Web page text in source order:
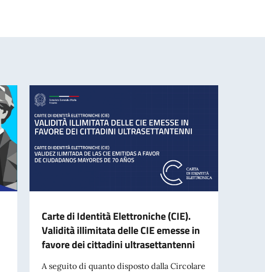
Carte di Identità Elettroniche (CIE).
Validità illimitata delle CIE emesse in
favore dei cittadini ultrasettantenni
A seguito di quanto disposto dalla Circolare